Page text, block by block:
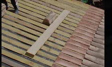
Réparation de
toiture 31